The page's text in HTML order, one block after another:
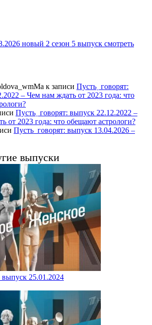
новый 2 сезон 5 выпуск смотреть
к записи Пусть˲ говорят:
– Чем нам ждать от 2023 года: что
Пусть˲ говорят: выпуск 22.12.2022 –
от 2023 года: что обещают астрологи?
Пусть_говорят: выпуск 13.04.2026 –
выпуски
25.01.2024